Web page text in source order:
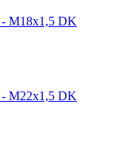
М18x1,5 DK
М22x1,5 DK